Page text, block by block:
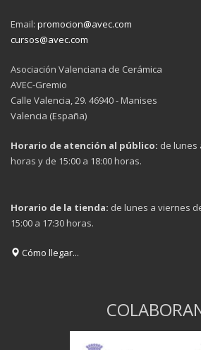
Email: promocion@avec.com
cursos@avec.com
Asociación Valenciana de Cerámica
AVEC-Gremio
Calle Valencia, 29. 46940 - Manises
Valencia (España)
Horario de atención al público: de lunes
horas y de 15:00 a 18:00 horas.
Horario de la tienda: de lunes a viernes
15:00 a 17:30 horas.
Cómo llegar...